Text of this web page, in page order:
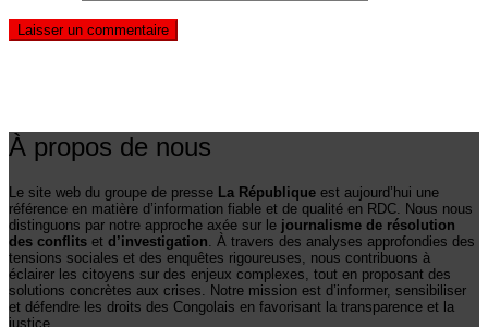
À propos de nous
Le site web du groupe de presse La République est aujourd’hui une
référence en matière d’information fiable et de qualité en RDC. Nous nous
distinguons par notre approche axée sur le journalisme de résolution
des conflits et d’investigation. À travers des analyses approfondies des
tensions sociales et des enquêtes rigoureuses, nous contribuons à
éclairer les citoyens sur des enjeux complexes, tout en proposant des
solutions concrètes aux crises. Notre mission est d’informer, sensibiliser
et défendre les droits des Congolais en favorisant la transparence et la
justice.